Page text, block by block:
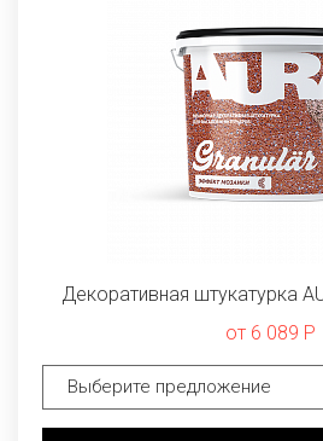
Декоративная штукатурка
от 6 089 Р